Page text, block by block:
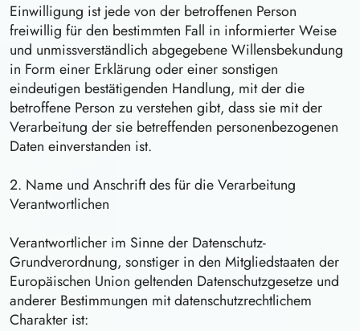
Einwilligung ist jede von der betroffenen Person
freiwillig für den bestimmten Fall in informierter Weise
und unmissverständlich abgegebene Willensbekundung
in Form einer Erklärung oder einer sonstigen
eindeutigen bestätigenden Handlung, mit der die
betroffene Person zu verstehen gibt, dass sie mit der
Verarbeitung der sie betreffenden personenbezogenen
Daten einverstanden ist.
2. Name und Anschrift des für die Verarbeitung
Verantwortlichen
Verantwortlicher im Sinne der Datenschutz-
Grundverordnung, sonstiger in den Mitgliedstaaten der
Europäischen Union geltenden Datenschutzgesetze und
anderer Bestimmungen mit datenschutzrechtlichem
Charakter ist: